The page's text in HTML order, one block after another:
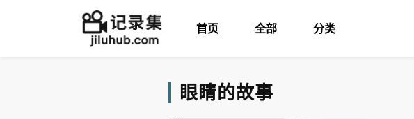
首页 全部 分类
眼睛的故事